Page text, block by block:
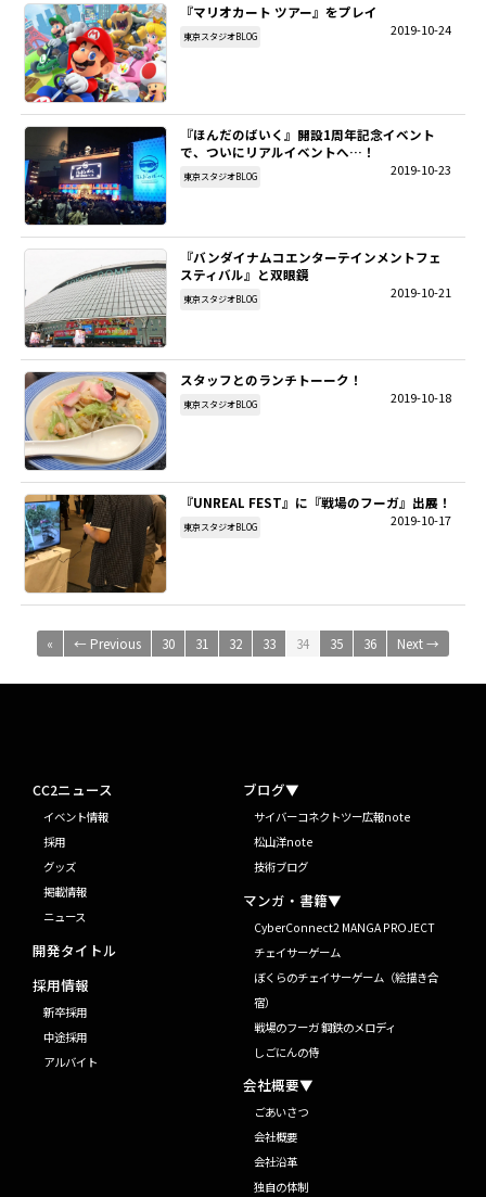
『マリオカート ツアー』をプレイ
2019-10-24
東京スタジオBLOG
『ほんだのばいく』開設1周年記念イベント
で、ついにリアルイベントへ…！
2019-10-23
東京スタジオBLOG
『バンダイナムコエンターテインメントフェ
スティバル』と双眼鏡
2019-10-21
東京スタジオBLOG
スタッフとのランチトーーク！
2019-10-18
東京スタジオBLOG
『UNREAL FEST』に『戦場のフーガ』出展！
2019-10-17
東京スタジオBLOG
« ← Previous 30 31 32 33 34 35 36 Next →
CC2ニュース
イベント情報
採用
グッズ
掲載情報
ニュース
開発タイトル
採用情報
新卒採用
中途採用
アルバイト
ブログ▼
サイバーコネクトツー広報note
松山洋note
技術ブログ
マンガ・書籍▼
CyberConnect2 MANGA PROJECT
チェイサーゲーム
ぼくらのチェイサーゲーム（絵描き合
宿）
戦場のフーガ 鋼鉄のメロディ
しごにんの侍
会社概要▼
ごあいさつ
会社概要
会社沿革
独自の体制